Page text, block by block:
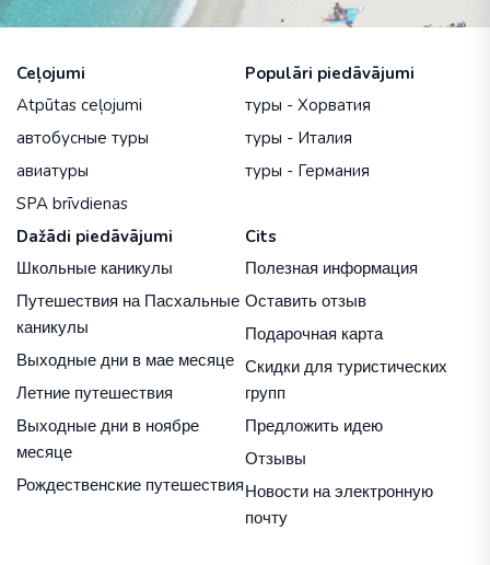
Ceļojumi
Atpūtas ceļojumi
автобусные туры
авиатуры
SPA brīvdienas
Populāri piedāvājumi
туры - Хорватия
туры - Италия
туры - Германия
Dažādi piedāvājumi
Школьные каникулы
Путешествия на Пасхальные
каникулы
Выходные дни в мае месяце
Летние путешествия
Выходные дни в ноябре
месяце
Рождественские путешествия
Cits
Полезная информация
Оставить отзыв
Подарочная карта
Скидки для туристических
групп
Предложить идею
Отзывы
Новости на электронную
почту